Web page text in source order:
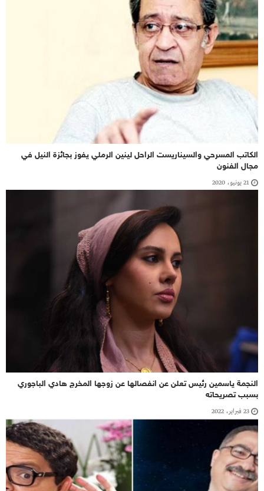
الكاتب المسرحي والسيناريست الراحل لينين الرملي يفوز بجائزة النيل في
مجال الفنون
21 يونيو، 2020
النجمة ياسمين رئيس تعلن عن انفصالها عن زوجها المخرج هادي الباجوري
بسبب تصريحاته
23 فبراير، 2022